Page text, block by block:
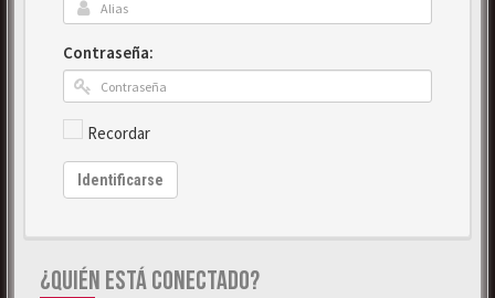
Contraseña:
Recordar
Identificarse
¿QUIÉN ESTÁ CONECTADO?